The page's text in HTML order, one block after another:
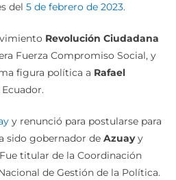
del 5 de febrero de 2023.
Revolución Ciudadana
Fuerza Compromiso Social, y
figura política a Rafael
y renunció para postularse para
sido gobernador de Azuayy
titular de la Coordinación
de Gestión de la Política.